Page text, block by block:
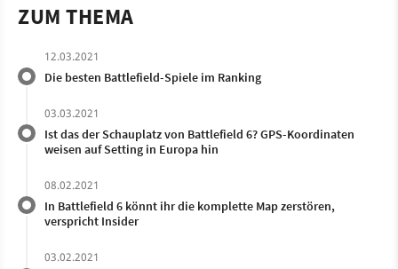
ZUM THEMA
12.03.2021
Die besten Battlefield-Spiele im Ranking
03.03.2021
Ist das der Schauplatz von Battlefield 6? GPS-Koordinaten
weisen auf Setting in Europa hin
08.02.2021
In Battlefield 6 könnt ihr die komplette Map zerstören,
verspricht Insider
03.02.2021